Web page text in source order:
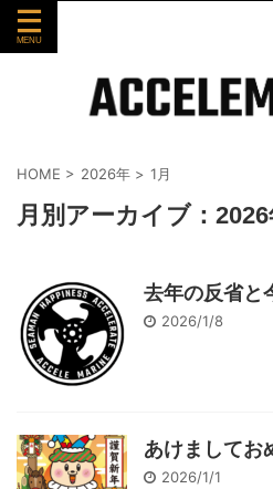
HOME > 2026年 > 1月
月別アーカイブ：2026
去年の反省と
2026/1/8
あけましてお
2026/1/1